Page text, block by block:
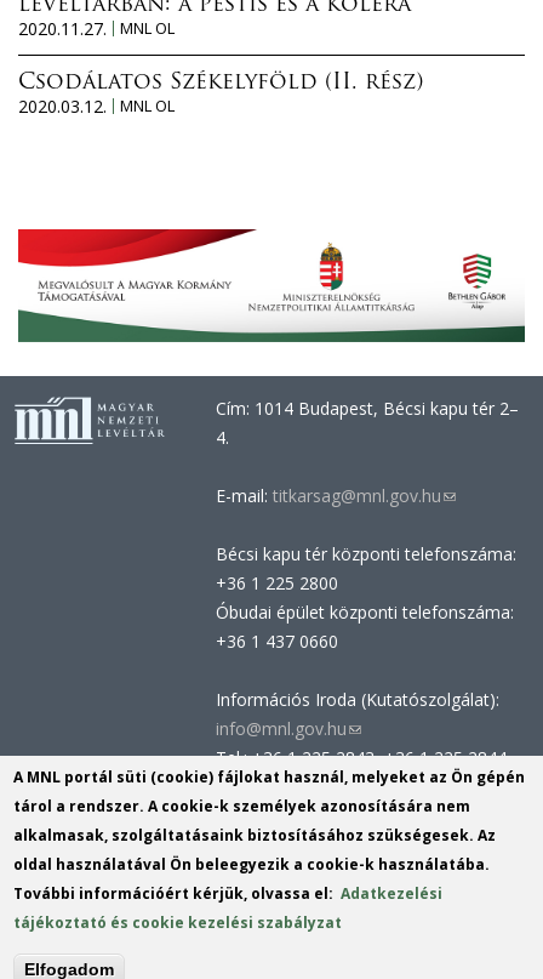
levéltárban: a pestis és a kolera
2020.11.27.
MNL OL
Csodálatos Székelyföld (II. rész)
2020.03.12.
MNL OL
Cím: 1014 Budapest, Bécsi kapu tér 2–
4.
E-mail: titkarsag@mnl.gov.hu(link
e-
Bécsi kapu tér központi telefonszáma:
+36 1 225 2800
Óbudai épület központi telefonszáma:
+36 1 437 0660
Információs Iroda (Kutatószolgálat):
info@mnl.gov.hu(link
sends
e-
mail)
Tel.: +36 1 225 2843, +36 1 225 2844
Postacím: 1014 Budapest, Bécsi kapu
tér 2-4.
Felnőttképzési nyilvántartási szám:
B/2020/002162
Engedélyszám: E/2020/000419
A MNL portál süti (cookie) fájlokat használ, melyeket az Ön gépén
tárol a rendszer. A cookie-k személyek azonosítására nem
alkalmasak, szolgáltatásaink biztosításához szükségesek. Az
oldal használatával Ön beleegyezik a cookie-k használatába.
További információért kérjük, olvassa el:Adatkezelési
tájékoztató és cookie kezelési szabályzat
Elfogadom